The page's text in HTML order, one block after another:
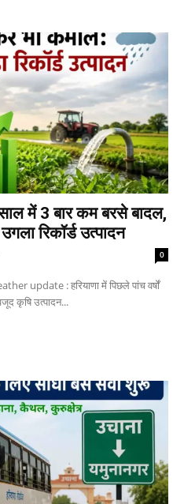
में 3 बार कम बरसे बादल,
रिकॉर्ड उत्पादन
0
update : हरियाणा में पिछले पांच वर्षों
कृषि उत्पादन...